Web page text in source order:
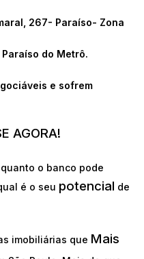
267- Paraíso- Zona
do Metrô.
e sofrem
AGORA!
o banco pode
é o seu potencial de
imobiliárias que Mais